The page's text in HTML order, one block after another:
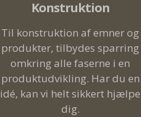
Konstruktion
Til konstruktion af emner og
produkter, tilbydes sparring
omkring alle faserne i en
produktudvikling. Har du en
idé, kan vi helt sikkert hjælpe
dig.